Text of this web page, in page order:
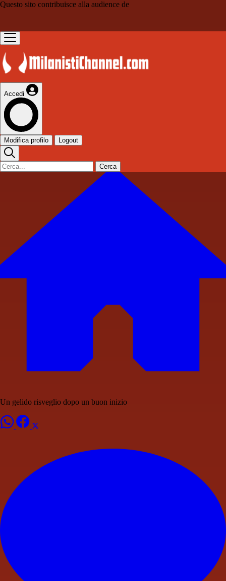
Questo sito contribuisce alla audience de
Accedi
Modifica profilo Logout
Cerca
Un gelido risveglio dopo un buon inizio